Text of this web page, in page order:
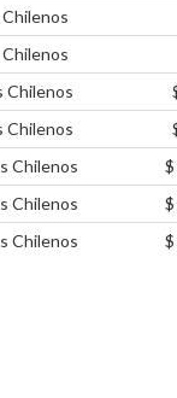
Chilenos
Chilenos
Chilenos
Chilenos
Chilenos